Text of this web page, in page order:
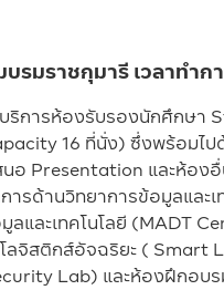
รมราชกุมารี เวลาทำก
ริการห้องรับรองนักศึกษา
16 ที่นั่ง) ซึ่งพร้อมไ
นอ Presentation และห้อ
รด้านวิทยาการข้อมูลและ
ลและเทคโนโลยี (MADT
ลจิสติกส์อัจฉริยะ (
Lab) และห้องฝึกอ